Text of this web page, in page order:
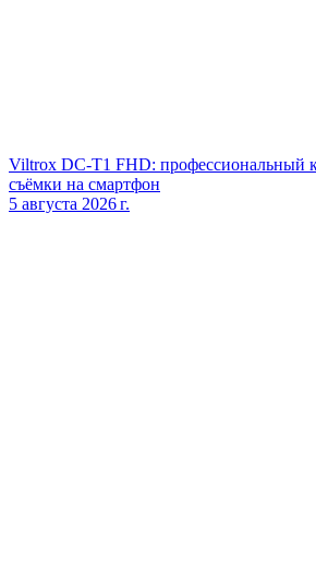
Viltrox DC‑T1 FHD: профессиональный
съёмки на смартфон
5 августа 2026 г.